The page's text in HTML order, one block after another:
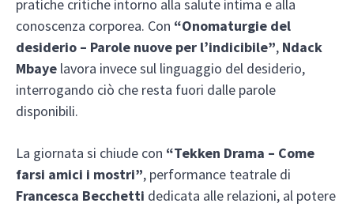
pratiche critiche intorno alla salute intima e alla
conoscenza corporea. Con “Onomaturgie del
desiderio – Parole nuove per l’indicibile”, Ndack
Mbaye lavora invece sul linguaggio del desiderio,
interrogando ciò che resta fuori dalle parole
disponibili.
La giornata si chiude con “Tekken Drama – Come
farsi amici i mostri”, performance teatrale di
Francesca Becchetti dedicata alle relazioni, al potere